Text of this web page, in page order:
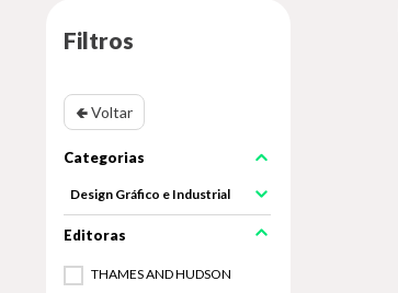
Filtros
🢀 Voltar
Design Gráfico e Industrial
THAMES AND HUDSON